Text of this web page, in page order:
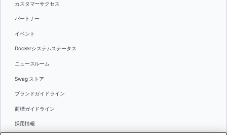
カスタマーサクセス
パートナー
イベント
Dockerシステムステータス
ニュースルーム
Swag ストア
ブランドガイドライン
商標ガイドライン
採用情報